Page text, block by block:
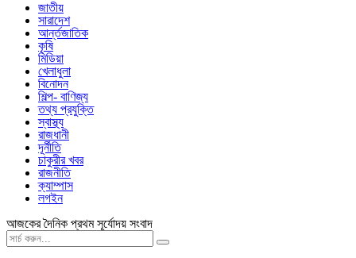
জাতীয়
সারাদেশ
আর্ন্তজাতিক
কৃষি
মিডিয়া
খেলাধুলা
বিনোদন
শিল্প- বাণিজ্য
তথ্য প্রযুক্তি
স্বাস্থ্য
রাজধানী
দূর্নীতি
চাকুরীর খবর
রাজনীতি
ক্যাম্পাস
লগইন
আজকের দৈনিক প্রথম সূর্যোদয় সংবাদ